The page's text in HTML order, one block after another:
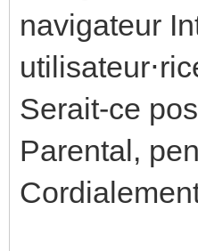
navigateur
Serait-ce
Parental,